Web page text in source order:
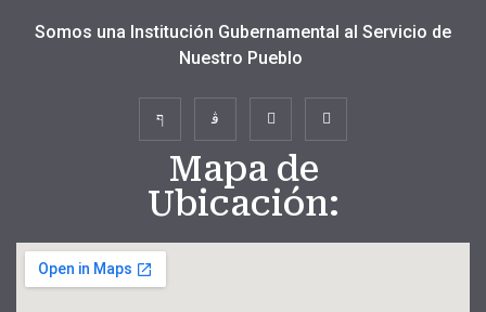
Somos una Institución Gubernamental al Servicio de
Nuestro Pueblo
Mapa de
Ubicación: